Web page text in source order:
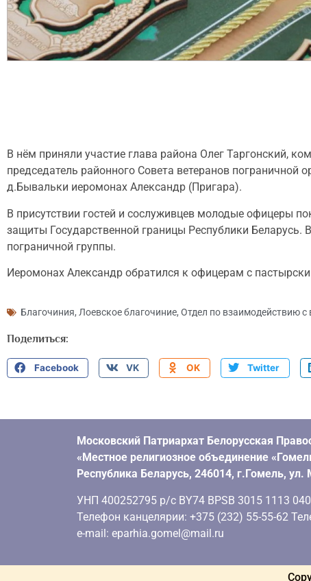
В нём приняли участие глава района Олег Таргонский,
председатель районного Совета ветеранов
д.Бывальки иеромонах Александр (Пригара).
В присутствии гостей и сослуживцев молодые офицеры
защиты Государственной границы Республики
пограничной группы.
Иеромонах Александр обратился к офицерам с
Благочиния, Лоевское благочиние, Отдел по взаимодействию
Поделиться:
Facebook VK OK Twitter
Московский Патриархат Белорусская
«Местное религиозное объединение
Республика Беларусь, 246014, г.Гомель,
УНП 400252795 р/с BY74 BPSB 3015 1113
Телефон канцелярии: +375 (232) 55-55-62
e-mail: eparhia.gomel@mail.ru